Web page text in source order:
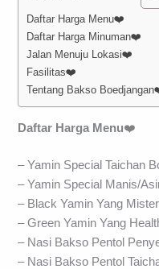
Daftar Harga Menu❤️
Daftar Harga Minuman❤️
Jalan Menuju Lokasi❤️
Fasilitas❤️
Tentang Bakso
Daftar Harga Menu❤️
– Yamin Special Taichan
– Yamin Special Manis/
– Black Yamin Yang
– Green Yamin Yang
– Nasi Bakso Pentol
– Nasi Bakso Pentol